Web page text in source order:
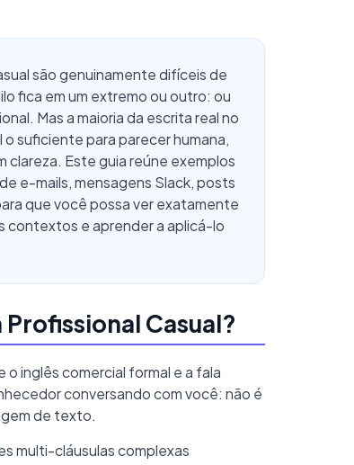
são genuinamente difíceis de
fica em um extremo ou outro: ou
Mas a maioria da escrita real no
suficiente para parecer humana,
clareza. Este guia reúne exemplos
e-mails, mensagens Slack, posts
que você possa ver exatamente
contextos e aprender a aplicá-lo
Profissional Casual?
inglês comercial formal e a fala
conversando com você: não é
de texto.
multi-cláusulas complexas